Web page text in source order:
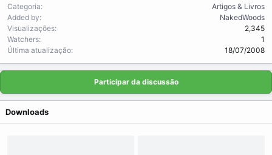
Categoria
Artigos & Livros
Added by
NakedWoods
Visualizações
2,345
Watchers
1
Última atualização
18/07/2008
Participar da discussão
Downloads